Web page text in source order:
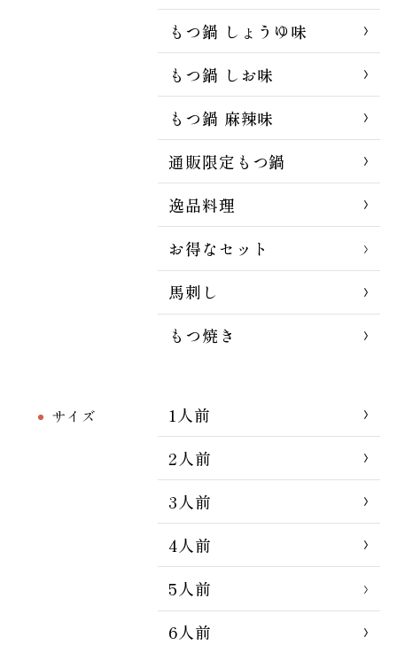
もつ鍋 しょうゆ味
もつ鍋 しお味
もつ鍋 麻辣味
通販限定もつ鍋
逸品料理
お得なセット
馬刺し
もつ焼き
サイズ
1人前
2人前
3人前
4人前
5人前
6人前